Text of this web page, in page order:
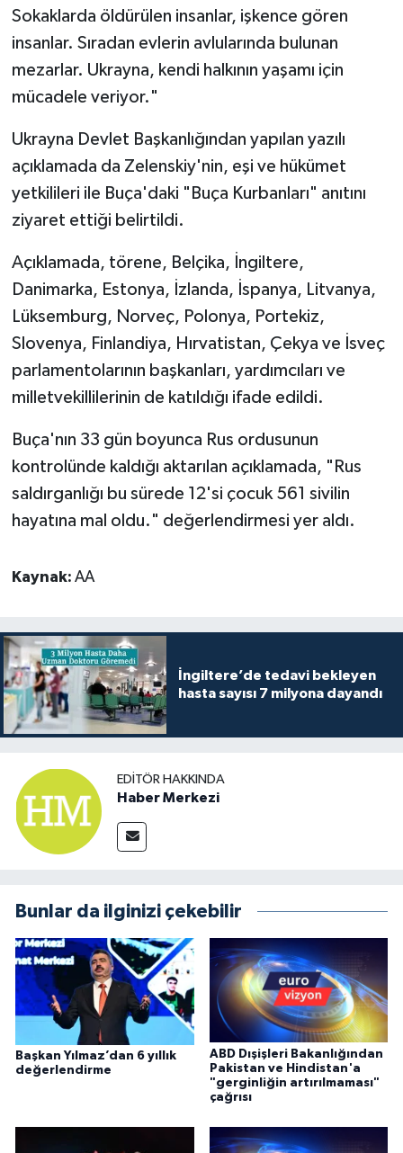
Sokaklarda öldürülen insanlar, işkence gören
insanlar. Sıradan evlerin avlularında bulunan
mezarlar. Ukrayna, kendi halkının yaşamı için
mücadele veriyor."
Ukrayna Devlet Başkanlığından yapılan yazılı
açıklamada da Zelenskiy'nin, eşi ve hükümet
yetkilileri ile Buça'daki "Buça Kurbanları" anıtını
ziyaret ettiği belirtildi.
Açıklamada, törene, Belçika, İngiltere,
Danimarka, Estonya, İzlanda, İspanya, Litvanya,
Lüksemburg, Norveç, Polonya, Portekiz,
Slovenya, Finlandiya, Hırvatistan, Çekya ve İsveç
parlamentolarının başkanları, yardımcıları ve
milletvekillilerinin de katıldığı ifade edildi.
Buça'nın 33 gün boyunca Rus ordusunun
kontrolünde kaldığı aktarılan açıklamada, "Rus
saldırganlığı bu sürede 12'si çocuk 561 sivilin
hayatına mal oldu." değerlendirmesi yer aldı.
Kaynak: AA
İngiltere’de tedavi bekleyen
hasta sayısı 7 milyona dayandı
EDITÖR HAKKINDA
Haber Merkezi
Bunlar da ilginizi çekebilir
Başkan Yılmaz’dan 6 yıllık
değerlendirme
ABD Dışişleri Bakanlığından
Pakistan ve Hindistan'a
"gerginliğin artırılmaması"
çağrısı